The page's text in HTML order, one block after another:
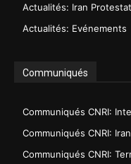
Actualités: Iran
Actualités: Evénements
Communiqués
Communiqués CNRI:
Communiqués CNRI:
Communiqués CNRI: